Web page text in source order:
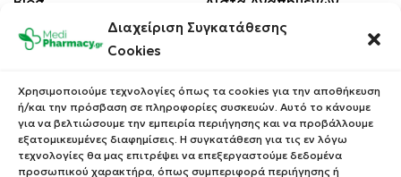
Διαχείριση Συγκατάθεσης
Cookies
Χρησιμοποιούμε τεχνολογίες όπως τα cookies για την αποθήκευση
ή/και την πρόσβαση σε πληροφορίες συσκευών. Αυτό το κάνουμε
για να βελτιώσουμε την εμπειρία περιήγησης και να προβάλλουμε
εξατομικευμένες διαφημίσεις. Η συγκατάθεση για τις εν λόγω
τεχνολογίες θα μας επιτρέψει να επεξεργαστούμε δεδομένα
προσωπικού χαρακτήρα, όπως συμπεριφορά περιήγησης ή
Επικοινωνία
Πολιτική Απορρήτου
Τρόποι Αποστολής
Τρόποι Πληρωμής
Οι Παραγγελίες σου
Κέρδισε Κουπόνι
Έκπτωσης